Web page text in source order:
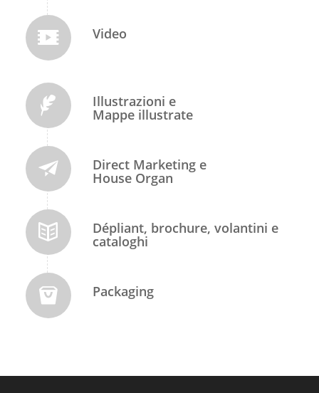
Video
Illustrazioni e
Mappe illustrate
Direct Marketing e
House Organ
Dépliant, brochure, volantini e
cataloghi
Packaging